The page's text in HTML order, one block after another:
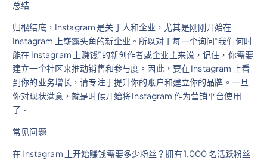
总结
归根结底，Instagram 是关于人和企业，尤其是刚刚开始在
Instagram 上崭露头角的新企业。所以对于每一个询问“我们何时
能在 Instagram 上赚钱”的新创作者或企业主来说，记住，你需要
建立一个社区来推动销售和参与度。因此，要在 Instagram 上看
到你的业务增长，请专注于提升你的账户和建立你的品牌。一旦
你对现状满意，就是时候开始将 Instagram 作为营销平台使用
了。
常见问题
在 Instagram 上开始赚钱需要多少粉丝？拥有 1,000 名活跃粉丝